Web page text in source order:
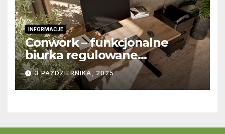
INFORMACJE
Conwork – funkcjonalne
biurka regulowane
stworzone z myślą o
nowoczesnych
przestrzeniach pracy
3 PAŹDZIERNIKA, 2025